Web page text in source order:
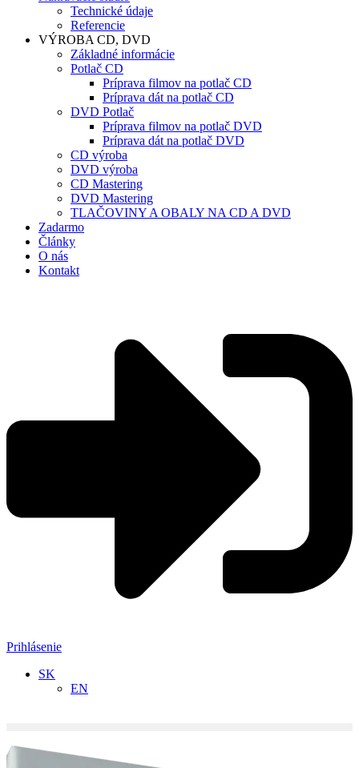
Technické údaje
Referencie
VÝROBA CD, DVD
Základné informácie
Potlač CD
Príprava filmov na potlač CD
Príprava dát na potlač CD
DVD Potlač
Príprava filmov na potlač DVD
Príprava dát na potlač DVD
CD výroba
DVD výroba
CD Mastering
DVD Mastering
TLAČOVINY A OBALY NA CD A DVD
Zadarmo
Články
O nás
Kontakt
Prihlásenie
SK
EN